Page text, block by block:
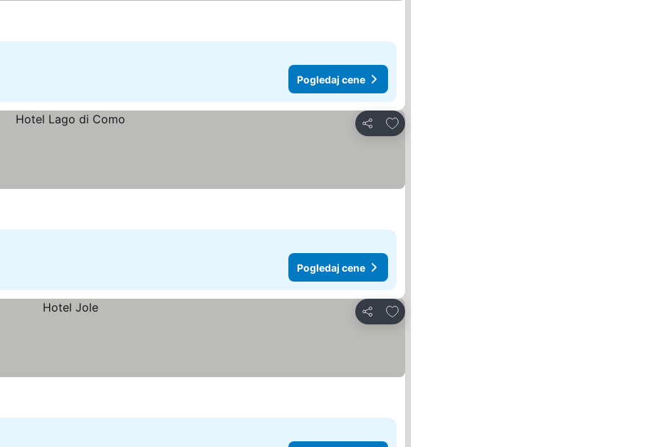
Pogledaj cene
Deli
Dodati u favorite
Pogledaj cene
Deli
Dodati u favorite